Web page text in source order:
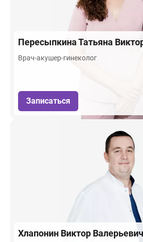
ПересыпкинаТатьяна
Врач-акушер-гинеколог
Записаться
Хлапонин Виктор Валерьевич